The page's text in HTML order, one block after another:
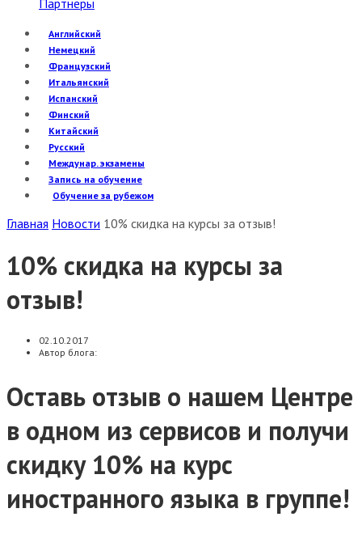
Партнеры
Английский
Немецкий
Французский
Итальянский
Испанский
Финский
Китайский
Русский
Междунар. экзамены
Запись на обучение
Обучение за рубежом
Главная Новости 10% скидка на курсы за отзыв!
10% скидка на курсы за
отзыв!
02.10.2017
Автор блога:
Оставь отзыв о нашем Центре
в одном из сервисов и получи
скидку 10% на курс
иностранного языка в группе!